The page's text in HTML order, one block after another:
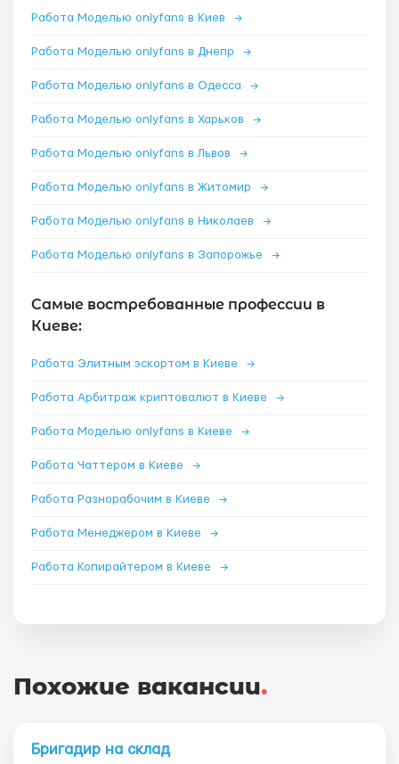
Работа Моделью onlyfans в Киев →
Работа Моделью onlyfans в Днепр →
Работа Моделью onlyfans в Одесса →
Работа Моделью onlyfans в Харьков →
Работа Моделью onlyfans в Львов →
Работа Моделью onlyfans в Житомир →
Работа Моделью onlyfans в Николаев →
Работа Моделью onlyfans в Запорожье →
Самые востребованные профессии в
Киеве:
Работа Элитным эскортом в Киеве →
Работа Арбитраж криптовалют в Киеве →
Работа Моделью onlyfans в Киеве →
Работа Чаттером в Киеве →
Работа Разнорабочим в Киеве →
Работа Менеджером в Киеве →
Работа Копирайтером в Киеве →
Похожие вакансии.
Бригадир на склад